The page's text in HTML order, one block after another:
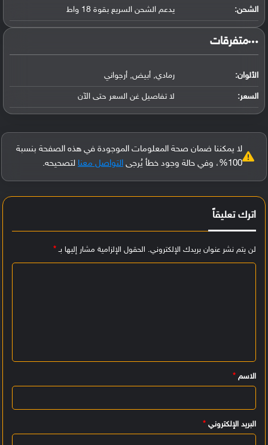
الشحن: يدعم الشحن السريع بقوة 18 واط
‏متفرقات‏
الألوان: رمادي, أبيض, أرجواني
السعر: لا تفاصيل غن السعر حتى الآن
لا يمكننا ضمان صحة المعلومات الموجودة في هذه الصفحة بنسبة
100%، وفي حالة وجود خطأ يُرجى
التواصل معنا لتصحيحه.
اترك تعليقاً
لن يتم نشر عنوان بريدك الإلكتروني. الحقول الإلزامية مشار إليها بـ*
ي
ق
الاسم *
البريد الإلكتروني *